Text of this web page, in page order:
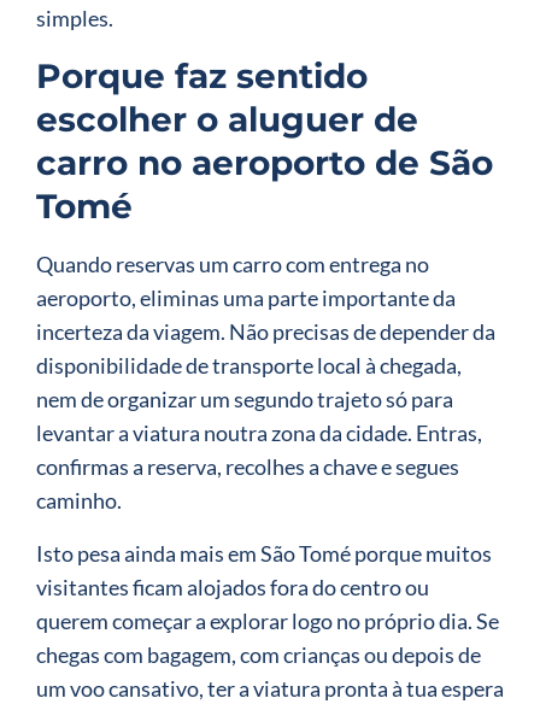
simples.
Porque faz sentido
escolher o aluguer de
carro no aeroporto de São
Tomé
Quando reservas um carro com entrega no
aeroporto, eliminas uma parte importante da
incerteza da viagem. Não precisas de depender da
disponibilidade de transporte local à chegada,
nem de organizar um segundo trajeto só para
levantar a viatura noutra zona da cidade. Entras,
confirmas a reserva, recolhes a chave e segues
caminho.
Isto pesa ainda mais em São Tomé porque muitos
visitantes ficam alojados fora do centro ou
querem começar a explorar logo no próprio dia. Se
chegas com bagagem, com crianças ou depois de
um voo cansativo, ter a viatura pronta à tua espera